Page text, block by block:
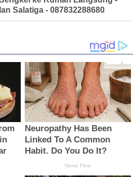
Salatiga - 087832288680